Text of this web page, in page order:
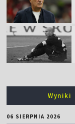
Wyniki
06 SIERPNIA 2026